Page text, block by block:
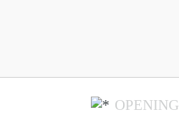
OPENING